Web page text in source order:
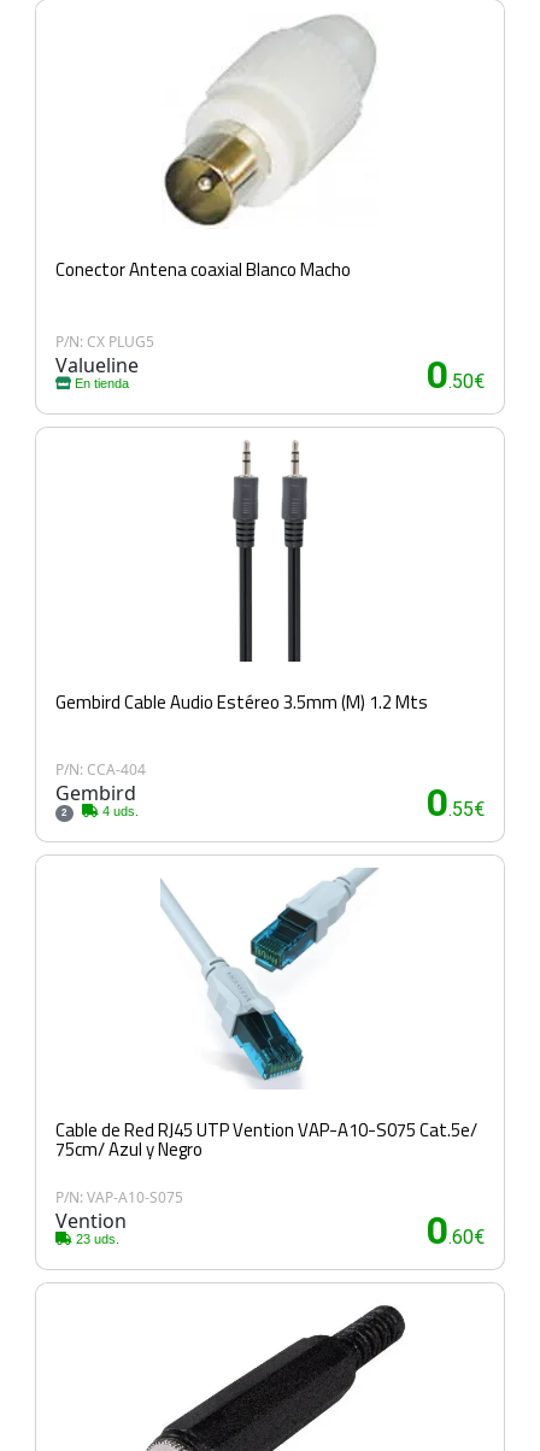
Conector Antena coaxial Blanco Macho
P/N: CX PLUG5
Valueline
En tienda 0.50€
Gembird Cable Audio Estéreo 3.5mm (M) 1.2 Mts
P/N: CCA-404
Gembird
2 4 uds. 0.55€
Cable de Red RJ45 UTP Vention VAP-A10-S075 Cat.5e/
75cm/ Azul y Negro
P/N: VAP-A10-S075
Vention
23 uds. 0.60€